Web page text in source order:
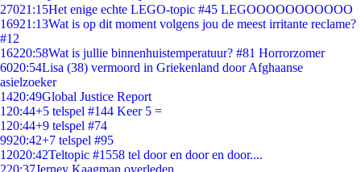
27021:15Het enige echte LEGO-topic #45 LEGOOOOOOOOOOO
16921:13Wat is op dit moment volgens jou de meest irritante reclame?
#12
16220:58Wat is jullie binnenhuistemperatuur? #81 Horrorzomer
6020:54Lisa (38) vermoord in Griekenland door Afghaanse
asielzoeker
1420:49Global Justice Report
1 20:44+5 telspel #144 Keer 5 =
1 20:44+9 telspel #74
9920:42+7 telspel #95
12020:42Teltopic #1558 tel door en door en door....
220:37Jerney Kaagman overleden